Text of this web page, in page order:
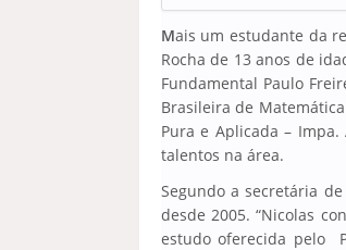
Mais um estudante da
Rocha de 13 anos de
Fundamental Paulo
Brasileira de
Pura e Aplicada –
talentos na área.
Segundo a secretária
desde 2005. “Nicolas
estudo oferecida pelo